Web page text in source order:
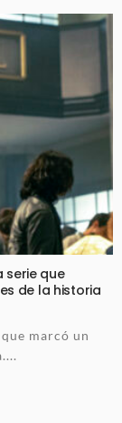
serie que
de la historia
marcó un